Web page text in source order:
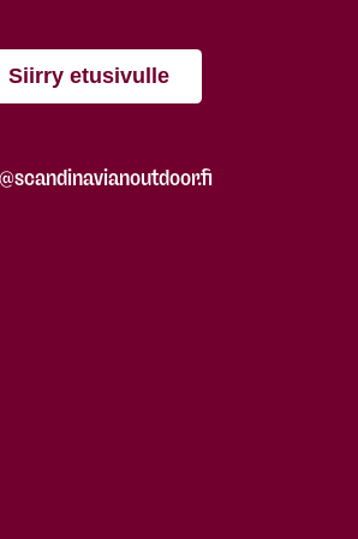
Siirry etusivulle